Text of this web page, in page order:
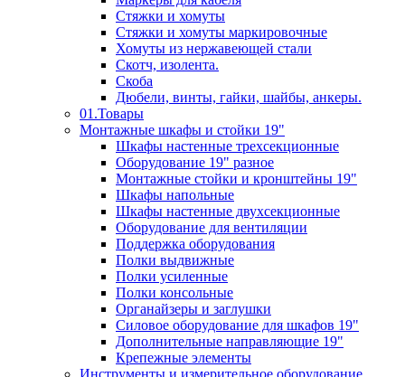
Стяжки и хомуты
Стяжки и хомуты маркировочные
Хомуты из нержавеющей стали
Скотч, изолента.
Скоба
Дюбели, винты, гайки, шайбы, анкеры.
01.Товары
Монтажные шкафы и стойки 19"
Шкафы настенные трехсекционные
Оборудование 19" разное
Монтажные стойки и кронштейны 19"
Шкафы напольные
Шкафы настенные двухсекционные
Оборудование для вентиляции
Поддержка оборудования
Полки выдвижные
Полки усиленные
Полки консольные
Органайзеры и заглушки
Силовое оборудование для шкафов 19"
Дополнительные направляющие 19"
Крепежные элементы
Инструменты и измерительное оборудование